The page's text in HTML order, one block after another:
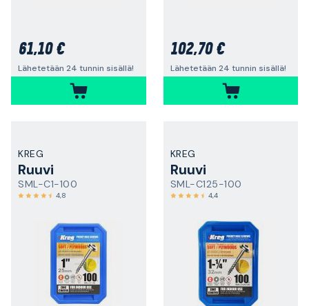
61,10 €
Lähetetään 24 tunnin sisällä!
102,70 €
Lähetetään 24 tunnin sisällä!
KREG
Ruuvi
SML-C1-100
4,8
KREG
Ruuvi
SML-C125-100
4,4